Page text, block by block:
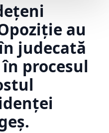
au
judecată
procesul